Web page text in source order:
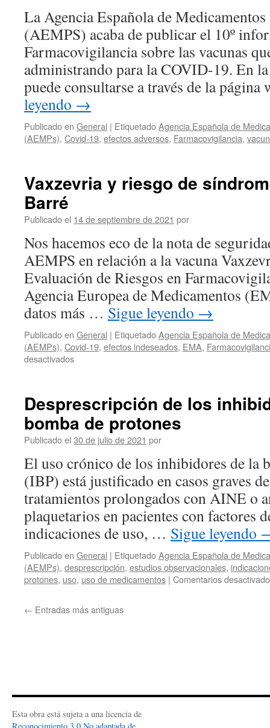
La Agencia Española de
(AEMPS) acaba de publicar el 10º
Farmacovigilancia sobre las vacunas
administrando para la COVID-19. En
puede consultarse a través de la
leyendo →
Publicado en General | EtiquetadoAgencia Española de
(AEMPs), Covid-19, efectos adversos, Farmacovigilancia,
Vaxzevria y riesgo de
Barré
Publicado el 14 de septiembre de 2021 por
Nos hacemos eco de la nota de
AEMPS en relación a la vacuna
Evaluación de Riesgos en
Agencia Europea de Medicamentos
datos más … Sigue leyendo →
Publicado en General | EtiquetadoAgencia Española de
(AEMPs), Covid-19, efectos indeseados, EMA,
desactivados
Desprescripción de los
bomba de protones
Publicado el 30 de julio de 2021 por
El uso crónico de los inhibidores de la
(IBP) está justificado en casos graves
tratamientos prolongados con AINE o
plaquetarios en pacientes con factores
indicaciones de uso, … Sigue leyendo
Publicado en General | EtiquetadoAgencia Española de
(AEMPs), desprescripción, estudios observacionales,
protones, uso, uso de medicamentos | Comentarios
← Entradas más antiguas
Esta obra está sujeta a una licencia de